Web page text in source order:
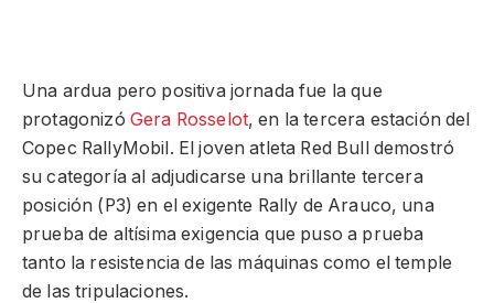
Una ardua pero positiva jornada fue la que
protagonizó Gera Rosselot, en la tercera estación del
Copec RallyMobil. El joven atleta Red Bull demostró
su categoría al adjudicarse una brillante tercera
posición (P3) en el exigente Rally de Arauco, una
prueba de altísima exigencia que puso a prueba
tanto la resistencia de las máquinas como el temple
de las tripulaciones.